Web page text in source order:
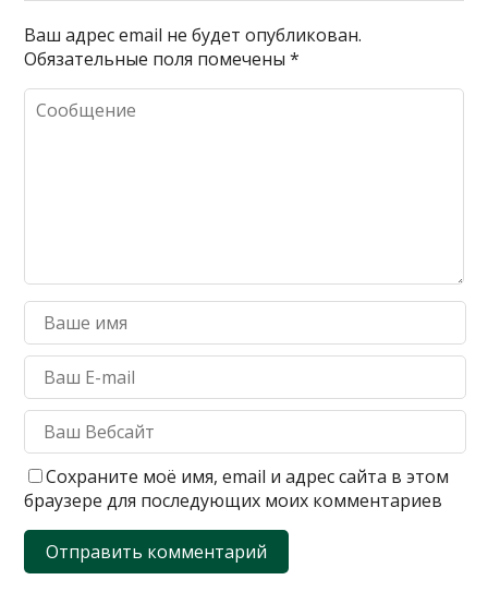
Ваш адрес email не будет опубликован.
Обязательные поля помечены*
Сохраните моё имя, email и адрес сайта в этом
браузере для последующих моих комментариев